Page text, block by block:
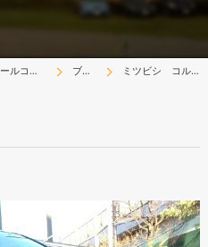
町田市の自動車販売は株式会社ラポールコーポレーション ブログ ミツビシ コルト入庫